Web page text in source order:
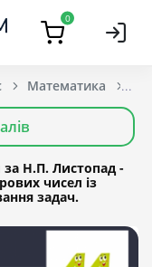
0
Математика
Н.П. Листопад -
чисел із
задач.